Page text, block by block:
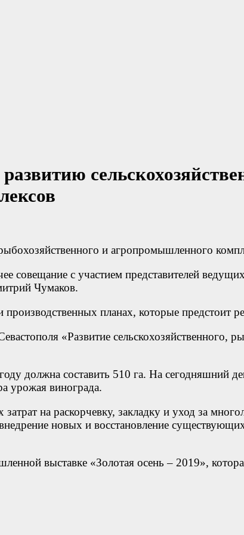
совещание с участием представителей
Чумаков.
планах, которые предстоит
«Развитие сельскохозяйственного,
должна составить 510 га. На сегодняшний
урожая винограда.
на раскорчевку, закладку и уход за
новых и восстановление
выставке «Золотая осень – 2019»,